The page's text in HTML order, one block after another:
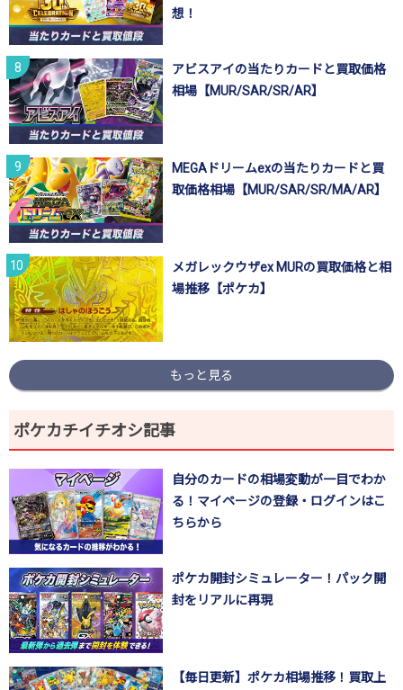
想！
アビスアイの当たりカードと買取価格
相場【MUR/SAR/SR/AR】
MEGAドリームexの当たりカードと買
取価格相場【MUR/SAR/SR/MA/AR】
メガレックウザex MURの買取価格と相
場推移【ポケカ】
もっと見る
ポケカチイチオシ記事
自分のカードの相場変動が一目でわか
る！マイページの登録・ログインはこ
ちらから
ポケカ開封シミュレーター！パック開
封をリアルに再現
【毎日更新】ポケカ相場推移！買取上